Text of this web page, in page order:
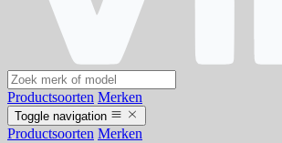
Productsoorten Merken
Toggle navigation
Productsoorten Merken